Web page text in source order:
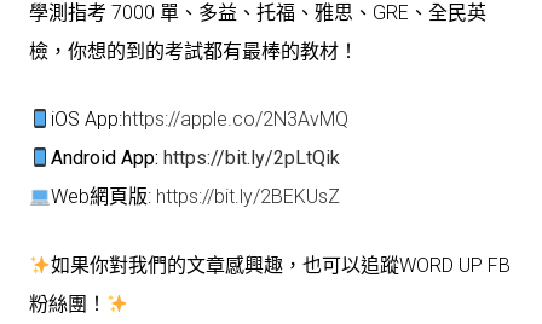
學測指考 7000 單、多益、托福、雅思、GRE、全民英
檢，你想的到的考試都有最棒的教材！
iOS App:https://apple.co/2N3AvMQ
Android App:https://bit.ly/2pLtQik
Web網頁版: https://bit.ly/2BEKUsZ
如果你對我們的文章感興趣，也可以追蹤WORD UP FB
粉絲團！